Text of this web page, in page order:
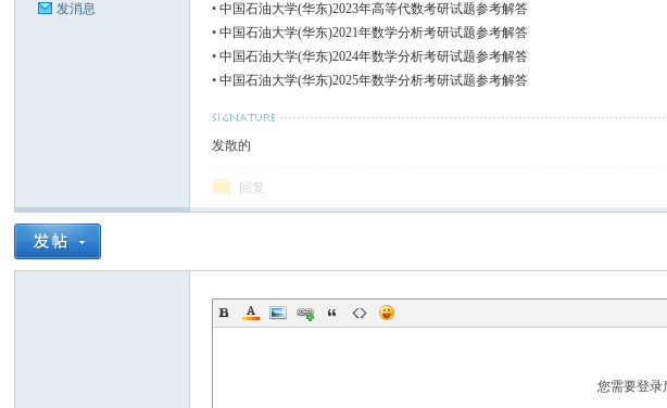
发消息
•中国石油大学(华东)2023年高等代数考研试题参考解答
•中国石油大学(华东)2021年数学分析考研试题参考解答
•中国石油大学(华东)2024年数学分析考研试题参考解答
•中国石油大学(华东)2025年数学分析考研试题参考解答
发散的
回复
您需要登